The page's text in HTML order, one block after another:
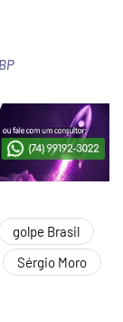
golpe Brasil
Sérgio Moro